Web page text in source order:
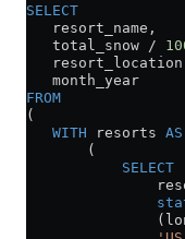
SELECT
   resort_name,
   total_snow
/
   month_year
FROM
(
   WITH
resorts AS
       (
           SELECT